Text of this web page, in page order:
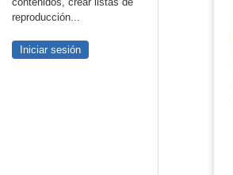
reproducción...
Iniciar sesión